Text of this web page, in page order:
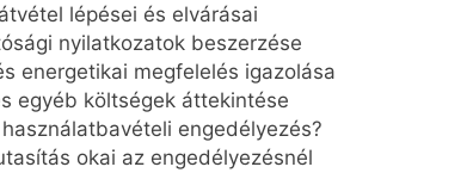
lépései és elvárásai
nyilatkozatok beszerzése
energetikai megfelelés igazolása
egyéb költségek áttekintése
engedélyezés?
okai az engedélyezésnél